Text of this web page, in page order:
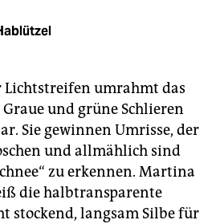
Lichtstreifen umrahmt das
Graue und grüne Schlieren
Sie gewinnen Umrisse, der
und allmählich sind
zu erkennen. Martina
die halbtransparente
stockend, langsam Silbe für